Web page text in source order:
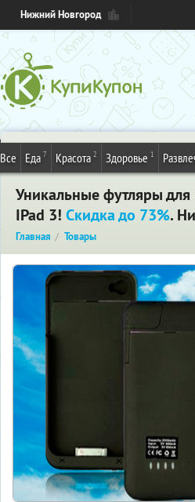
Нижний Новгород
Все Еда 7 Красота 2 Здоровье 1
Уникальные футляры
IPad 3! Скидка до 73%.
Главная Товары